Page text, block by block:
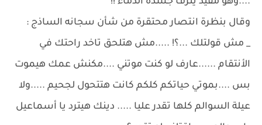
وقال بنظرة انتصار محتقرة من شأن سجانه الساذج :
_ مش قولتلك ...؟! .....مش هتلحق تاخد راحتك في
الأنتقام ......عارف لو كنت موتني ....مكنش عمك هيموت
بس ....بموتي حياتكم كلكم كانت هتتحول لجحيم .....ولا
عيلة السوالم كلها تقدر عليا ..... دينك هيترد يا أسماعيل